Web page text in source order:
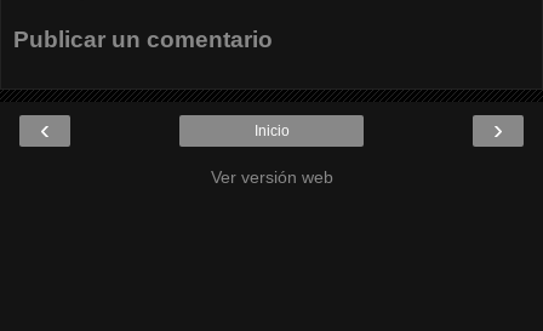
Publicar un comentario
‹ ›
Inicio
Ver versión web